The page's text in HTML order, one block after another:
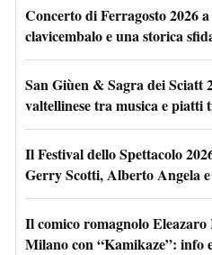
Concerto di Ferragosto 2026
clavicembalo e una storica
San Giùen & Sagra dei Sciatt
valtellinese tra musica e piatti
Il Festival dello Spettacolo
Gerry Scotti, Alberto Angela
Il comico romagnolo Eleazaro
Milano con “Kamikaze”: info